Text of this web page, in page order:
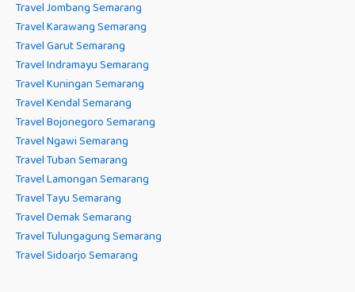
Travel Jombang Semarang
Travel Karawang Semarang
Travel Garut Semarang
Travel Indramayu Semarang
Travel Kuningan Semarang
Travel Kendal Semarang
Travel Bojonegoro Semarang
Travel Ngawi Semarang
Travel Tuban Semarang
Travel Lamongan Semarang
Travel Tayu Semarang
Travel Demak Semarang
Travel Tulungagung Semarang
Travel Sidoarjo Semarang